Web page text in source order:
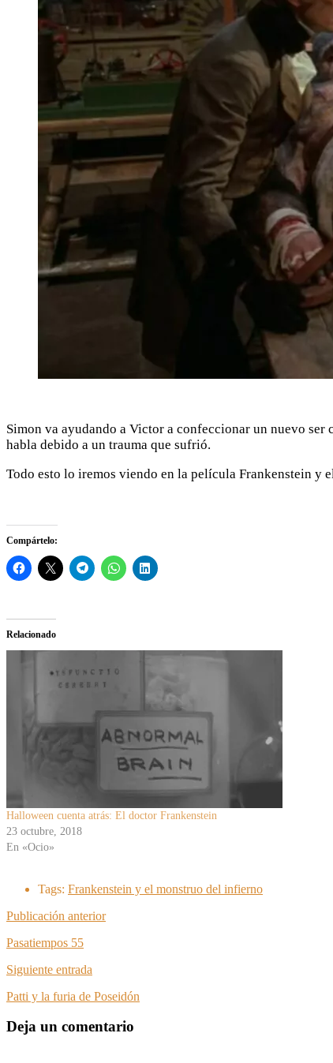
Simon va ayudando a Victor a confeccionar un nuevo
habla debido a un trauma que sufrió.
Todo esto lo iremos viendo en la película Frankenstein y
Compártelo:
Relacionado
Halloween cuenta atrás: El doctor Frankenstein
23 octubre, 2018
En «Ocio»
Tags: Frankenstein y el monstruo del infierno
Publicación anterior
Pasatiempos 55
Siguiente entrada
Patti y la furia de Poseidón
Deja un comentario